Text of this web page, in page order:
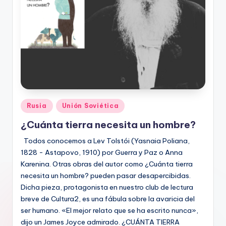
Publicado
en
Rusia Unión Soviética
¿Cuánta tierra necesita un hombre?
Todos conocemos a Lev Tolstói (Yasnaia Poliana,
1828 - Astapovo, 1910) por Guerra y Paz o Anna
Karenina. Otras obras del autor como ¿Cuánta tierra
necesita un hombre? pueden pasar desapercibidas.
Dicha pieza, protagonista en nuestro club de lectura
breve de Cultura2, es una fábula sobre la avaricia del
ser humano. «El mejor relato que se ha escrito nunca»,
dijo un James Joyce admirado. ¿CUÁNTA TIERRA